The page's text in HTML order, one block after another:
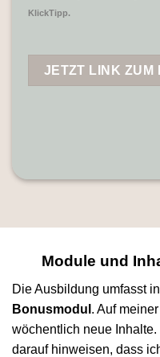
KlickTipp.
Module und
Die Ausbildung umfasst
Bonusmodul . Auf
wöchentlich neue
darauf hinweisen, dass